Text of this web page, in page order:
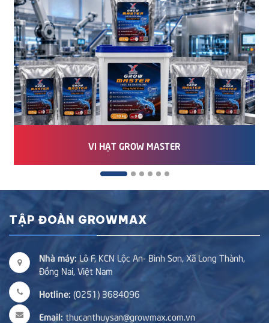
VI HẠT GROW MASTER
TẬP ĐOÀN GROWMAX
Nhà máy: Lô F, KCN Lộc An- Bình Sơn, Xã Long Thành,
Đồng Nai, Việt Nam
Hotline: (0251) 3684096
Email: thucanthuysan@growmax.com.vn